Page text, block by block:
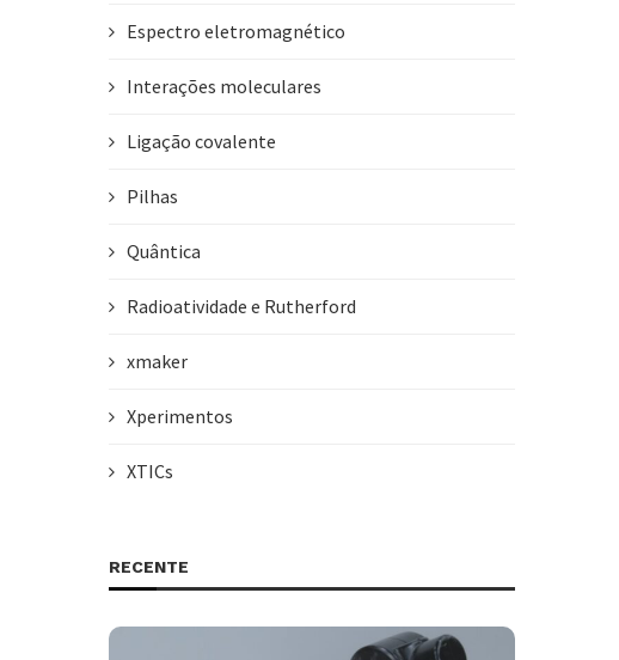
Espectro eletromagnético
Interações moleculares
Ligação covalente
Pilhas
Quântica
Radioatividade e Rutherford
xmaker
Xperimentos
XTICs
RECENTE